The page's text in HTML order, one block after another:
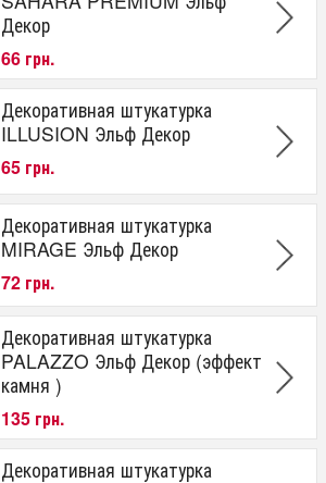
Декор
66 грн.
Декоративная штукатурка
ILLUSION Эльф Декор
65 грн.
Декоративная штукатурка
MIRAGE Эльф Декор
72 грн.
Декоративная штукатурка
PALAZZO Эльф Декор (эффект
камня )
135 грн.
Декоративная штукатурка